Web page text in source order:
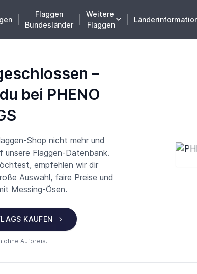
Flaggen
Bundesländer
Weitere
Flaggen
–
bei PHENO
Shop nicht mehr und
unsere Flaggen-Datenbank.
empfehlen wir dir
Auswahl, faire Preise und
Messing-Ösen.
KAUFEN
ohne Aufpreis.